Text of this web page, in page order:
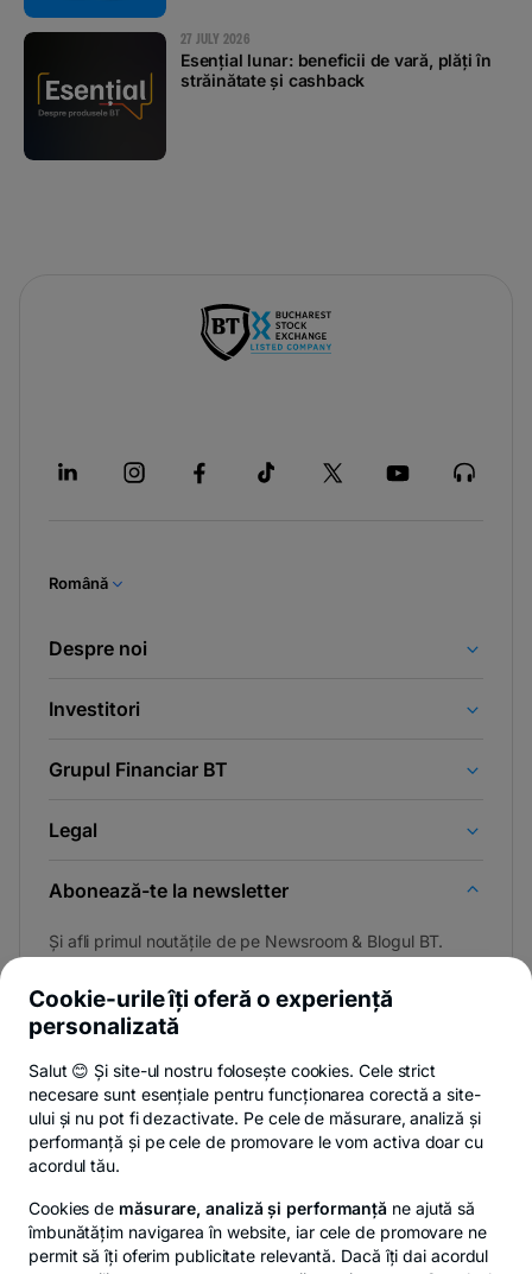
27 JULY 2026
Esențial lunar: beneficii de vară, plăți în
străinătate și cashback
Română
Despre noi
Investitori
Grupul Financiar BT
Legal
Abonează-te la newsletter
Și afli primul noutățile de pe Newsroom & Blogul BT.
Privacy HubPolitica de confidențialitatePolitica de cookies
Cookie-urile îți oferă o experiență
personalizată
Salut 😊 Și site-ul nostru folosește cookies. Cele strict
necesare sunt esențiale pentru funcționarea corectă a site-
ului și nu pot fi dezactivate. Pe cele de măsurare, analiză și
performanță și pe cele de promovare le vom activa doar cu
acordul tău.
Cookies de măsurare, analiză și performanță ne ajută să
îmbunătățim navigarea în website, iar cele de promovare ne
permit să îți oferim publicitate relevantă. Dacă îți dai acordul